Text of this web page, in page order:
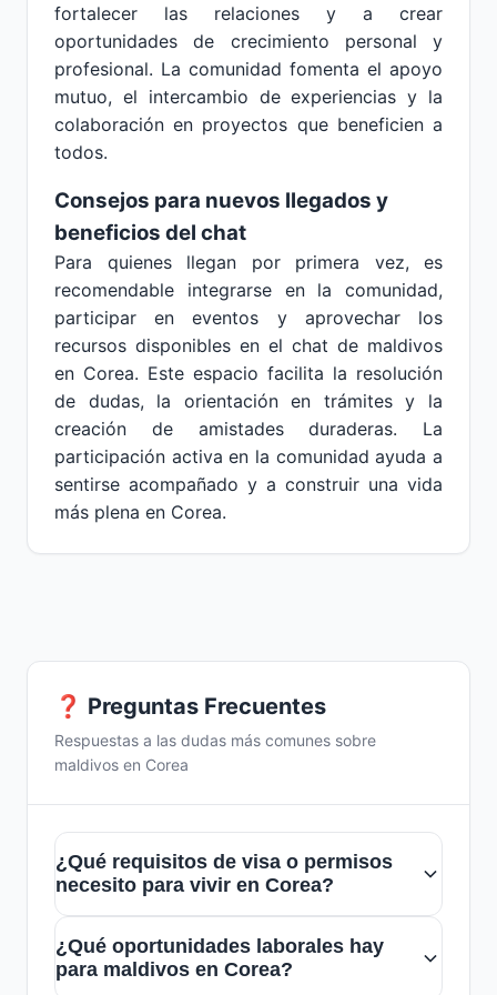
fortalecer las relaciones y a crear
oportunidades de crecimiento personal y
profesional. La comunidad fomenta el apoyo
mutuo, el intercambio de experiencias y la
colaboración en proyectos que beneficien a
todos.
Consejos para nuevos llegados y
beneficios del chat
Para quienes llegan por primera vez, es
recomendable integrarse en la comunidad,
participar en eventos y aprovechar los
recursos disponibles en el chat de maldivos
en Corea. Este espacio facilita la resolución
de dudas, la orientación en trámites y la
creación de amistades duraderas. La
participación activa en la comunidad ayuda a
sentirse acompañado y a construir una vida
más plena en Corea.
❓ Preguntas Frecuentes
Respuestas a las dudas más comunes sobre
maldivos en Corea
¿Qué requisitos de visa o permisos
necesito para vivir en Corea?
generalmente necesitan una visa de
estudiante, trabajo o residencia,
¿Qué oportunidades laborales hay
para maldivos en Corea?